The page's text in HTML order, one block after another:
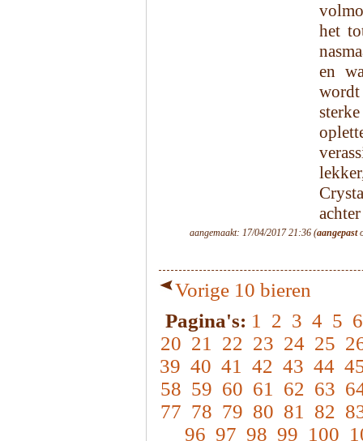
het
en
wordt
aangemaakt: 17/04/2017 21:36 (aangepast
Vorige 10 bieren
Pagina's: 1 2 3 4 5 6
20 21 22 23 24 25
39 40 41 42 43 44
58 59 60 61 62 63
77 78 79 80 81 82
96 97 98 99 100